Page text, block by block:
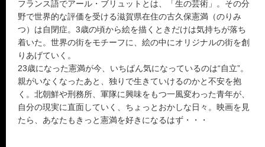
フランス語でアール・ブリュットとは、「生の芸術」。その分
野で世界的な評価を受ける滋賀県在住の古久保憲満（のりみ
つ）は自閉症。3歳の頃から絵を描くときだけは気持ちが落ち
着いた。世界の街をモチーフに、絵の中にオリジナルの街を創
りあげていく。
23歳になった憲満が今、いちばん気になっているのは“自立”。
親がいなくなったあと、独りで生きていけるのかと不安を抱
く。北朝鮮や刑務所、軍隊に興味をもつ一風変わった青年が、
自分の現実に直面していく、ちょっとおかしな日々。映画を見
たら、あなたもきっと憲満を好きになるはず・・・